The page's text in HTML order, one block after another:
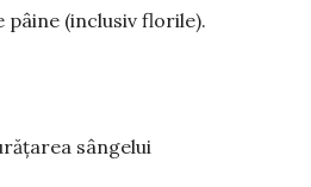
pâine (in­clusiv florile).
sângelui